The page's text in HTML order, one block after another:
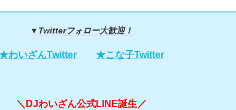
▼Twitterフォロー大歓迎！
わいざんTwitter ★こな子Twitter
＼DJわいざん公式LINE誕生／